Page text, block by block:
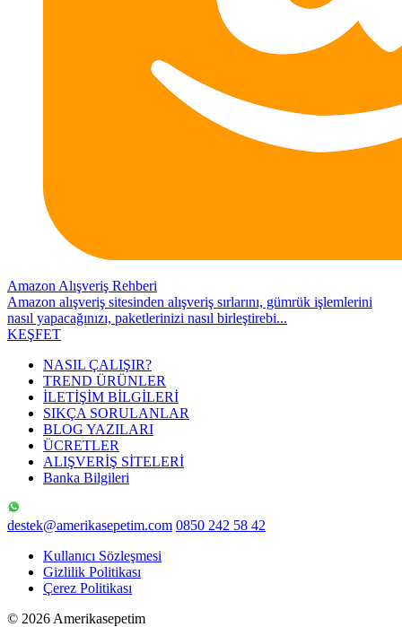
Amazon Alışveriş Rehberi
Amazon alışveriş sitesinden alışveriş sırlarını, gümrük işlemlerini
nasıl yapacağınızı, paketlerinizi nasıl birleştirebi...
KEŞFET
NASIL ÇALIŞIR?
TREND ÜRÜNLER
İLETİŞİM BİLGİLERİ
SIKÇA SORULANLAR
BLOG YAZILARI
ÜCRETLER
ALIŞVERİŞ SİTELERİ
Banka Bilgileri
destek@amerikasepetim.com 0850 242 58 42
Kullanıcı Sözleşmesi
Gizlilik Politikası
Çerez Politikası
© 2026 Amerikasepetim